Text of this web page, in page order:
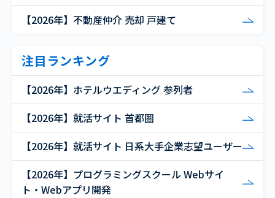
【2026年】不動産仲介 売却 戸建て
注目ランキング
【2026年】ホテルウエディング 参列者
【2026年】就活サイト 首都圏
【2026年】就活サイト 日系大手企業志望ユーザー
【2026年】プログラミングスクール Webサイ
ト・Webアプリ開発